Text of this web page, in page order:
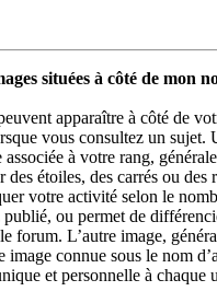
situées à côté de mon
apparaître à côté de
vous consultez un sujet.
associée à votre rang,
des étoiles, des carrés ou des
votre activité selon le
publié, ou permet de
forum. L’autre image,
image connue sous le nom
et personnelle à chaque